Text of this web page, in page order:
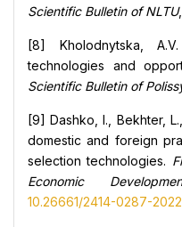
Scientific Bulletin of NLTU
[8] Kholodnytska,
technologies and
Scientific Bulletin of
[9] Dashko, I., Bekhter,
domestic and foreign
selection technologies.
Economic
10.26661/2414-0287-